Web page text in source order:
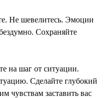
Не шевелитесь. Эмоции
Сохраняйте
на шаг от ситуации.
Сделайте глубокий
чувствам заставить вас